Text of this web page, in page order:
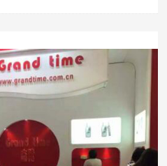
法活动中都能感受到社会公平